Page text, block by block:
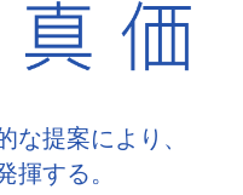
な提案により、
揮する。